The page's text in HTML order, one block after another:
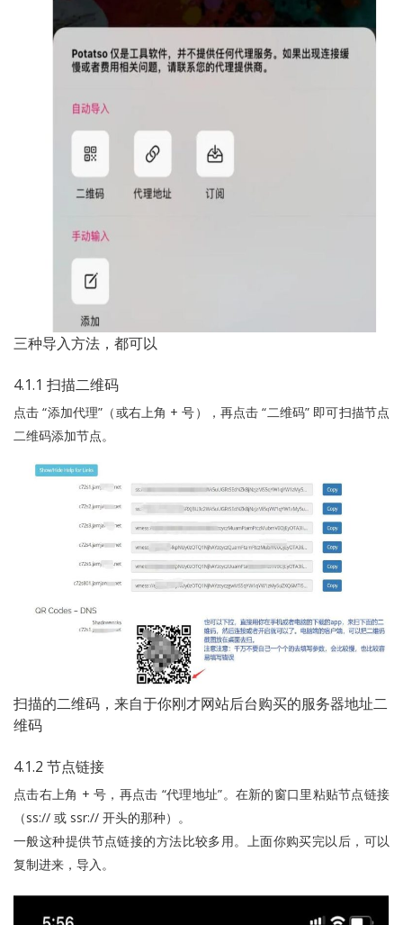
三种导入方法，都可以
4.1.1 扫描二维码
点击 “添加代理”（或右上角 + 号），再点击 “二维码” 即可扫描节点
二维码添加节点。
扫描的二维码，来自于你刚才网站后台购买的服务器地址二
维码
4.1.2 节点链接
点击右上角 + 号，再点击 “代理地址”。在新的窗口里粘贴节点链接
（ss:// 或 ssr:// 开头的那种）。
一般这种提供节点链接的方法比较多用。上面你购买完以后，可以
复制进来，导入。